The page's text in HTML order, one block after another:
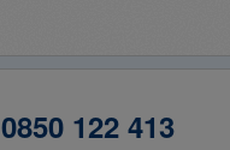
0850 122 413